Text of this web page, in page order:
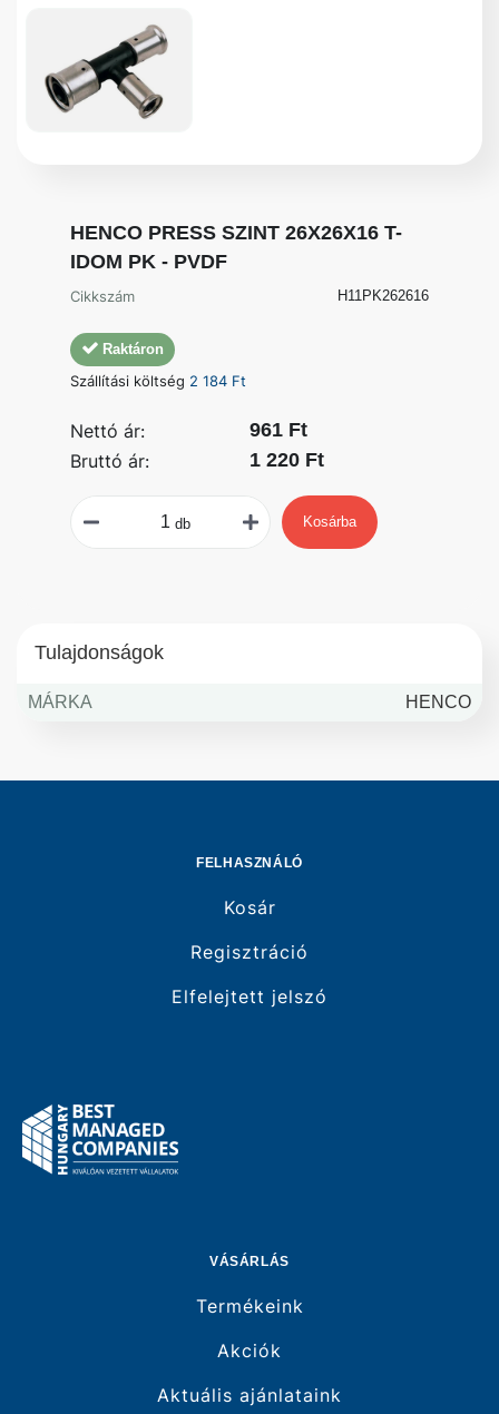
HENCO PRESS SZINT 26X26X16 T-
IDOM PK - PVDF
Cikkszám H11PK262616
Raktáron
Szállítási költség 2 184 Ft
Nettó ár:
961 Ft
Bruttó ár:
1 220 Ft
db Kosárba
Tulajdonságok
MÁRKA HENCO
FELHASZNÁLÓ
Kosár
Regisztráció
Elfelejtett jelszó
VÁSÁRLÁS
Termékeink
Akciók
Aktuális ajánlataink